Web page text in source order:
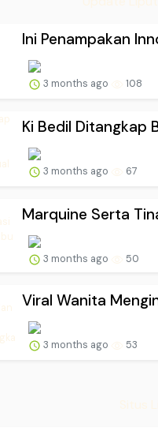
Ini Penampakan
3 months ago 108
Ki Bedil Ditangkap
3 months ago 67
Marquine Serta
3 months ago 50
Viral Wanita
3 months ago 53